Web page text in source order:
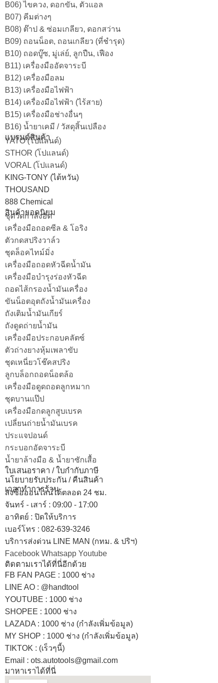
B06) ไขควง, ดอกขัน, ตัวแอล
B07) คีมต่างๆ
B08) ต๊าป & ซ่อมเกลียว, ดอกสว่าน
B09) ถอนน็อต, ถอนเกลียว (ที่ชำรุด)
B10) ถอดบู๊ซ, มู่เล่ย์, ลูกปืน, เฟือง
B11) เครื่องมืออัดจาระบี
B12) เครื่องมือลม
B13) เครื่องมือไฟฟ้า
B14) เครื่องมือไฟฟ้า (ไร้สาย)
B15) เครื่องมือช่างอื่นๆ
B16) น้ำยาเคมี / วัสดุสิ้นเปลือง
แบรนด์สินค้า
YATO (โปแลนด์)
STHOR (โปแลนด์)
VORAL (โปแลนด์)
KING-TONY (ไต้หวัน)
THOUSAND
888 Chemical
สินค้ายอดนิยม
ชุดวัดกำลังอัด
เครื่องมือถอดซีล & โอริง
ตัวกดสปริงวาล์ว
ชุดล็อคไทม์มิ่ง
เครื่องมือถอดหัวฉีดน้ำมัน
เครื่องมือบำรุงร่องหัวฉีด
ถอดไส้กรองน้ำมันเครื่อง
ขันน็อตอุตถังน้ำมันเครื่อง
ถังเติมน้ำมันเกียร์
ถังดูดถ่ายน้ำมัน
เครื่องมือประกอบคลัตซ์
ตัวถ่างยางหุ้มเพลาขับ
ชุดเหนี่ยวโช๊คสปริง
ลูกบล็อกถอดน็อตล้อ
เครื่องมือดูดถอดลูกหมาก
ชุดบานแป๊ป
เครื่องมือกดลูกสูบเบรค
เปลี่ยนถ่ายน้ำมันเบรค
ประแจปอนด์
กระบอกอัดจาระบี
น้ำยาล้างมือ & น้ำยาซักเสื้อ
ใบเสนอราคา / ใบกำกับภาษี
นโยบายรับประกัน / คืนสินค้า
เวลาทำการร้าน
สั่งซื้อออนไลน์ได้ตลอด 24 ชม.
จันทร์ - เสาร์ : 09:00 - 17:00
อาทิตย์ : ปิดให้บริการ
เบอร์โทร : 082-639-3246
บริการส่งด่วน LINE MAN (กทม. & ปริฯ)
Facebook Whatsapp Youtube
ติดตามเราได้ที่นี่อีกด้วย
FB FAN PAGE : 1000 ช่าง
LINE AO : @handtool
YOUTUBE : 1000 ช่าง
SHOPEE : 1000 ช่าง
LAZADA: 1000 ช่าง (กำลังเพิ่มข้อมูล)
MY SHOP : 1000 ช่าง (กำลังเพิ่มข้อมูล)
TIKTOK : (เร็วๆนี้)
Email : ots.autotools@gmail.com
มาหาเราได้ที่นี่